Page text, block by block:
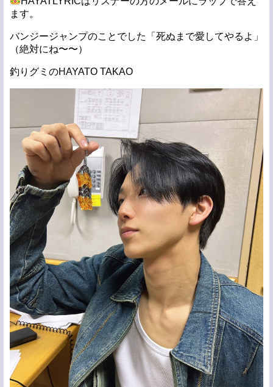
ます。
バンジージャンプのことでした「死ぬまで愛してやるよ」
（絶対にね〜〜）
釣りグミのHAYATO TAKAO